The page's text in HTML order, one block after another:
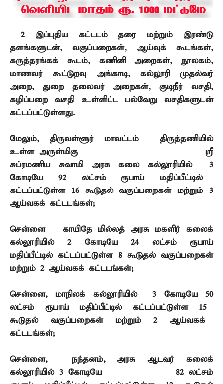
2இப்புதிய கட்டடம் தரை மற்றும் இரண்டு
தளங்களுடன், வகுப்பறைகள், ஆய்வுக் கூடங்கள்,
கருத்தரங்கக் கூடம், கணினி அறைகள், நூலகம்,
மாணவர் கூட்டுறவு அங்காடி, கல்லூரி முதல்வர்
அறை, துறை தலைவர் அறைகள், குடிநீர் வசதி,
கழிப்பறை வசதி உள்ளிட்ட பல்வேறு வசதிகளுடன்
கட்டப்பட்டுள்ளது.
மேலும், திருவள்ளூர் மாவட்டம் – திருத்தணியில்
உள்ள அருள்மிகு ஸ்ரீ
சுப்ரமணிய சுவாமி அரசு கலை கல்லூரியில் 3
கோடியே92லட்சம் ரூபாய் மதிப்பீட்டில்
கட்டப்பட்டுள்ள 16கூடுதல் வகுப்பறைகள் மற்றும்3
ஆய்வகக் கட்டடங்கள்;
சென்னை – காயிதே மில்லத் அரசு மகளிர் கலைக்
கல்லூரியில்2கோடியே24லட்சம் ரூபாய்
மதிப்பீட்டில் கட்டப்பட்டுள்ள 8கூடுதல் வகுப்பறைகள்
மற்றும் 2ஆய்வகக் கட்டடங்கள்;
சென்னை, மாநிலக் கல்லூரியில்3 கோடியே50
லட்சம் ரூபாய் மதிப்பீட்டில் கட்டப்பட்டுள்ள 15
கூடுதல் வகுப்பறைகள் மற்றும்2
ஆய்வகக்
கட்டடங்கள்;
சென்னை, நந்தனம்,அரசு ஆடவர் கலைக்
கல்லூரியில் 3கோடியே82லட்சம்